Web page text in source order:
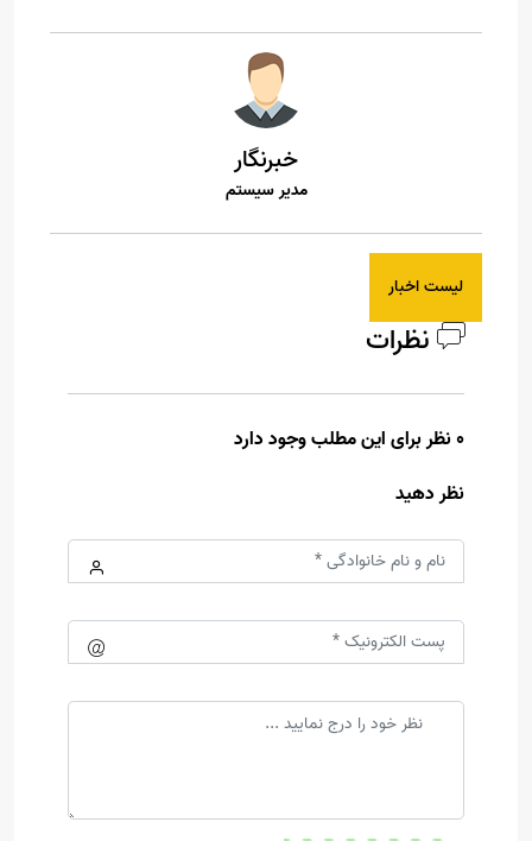
خبرنگار
مدیر سیستم
لیست اخبار
نظرات
0 نظر برای این مطلب وجود دارد
نظر دهید